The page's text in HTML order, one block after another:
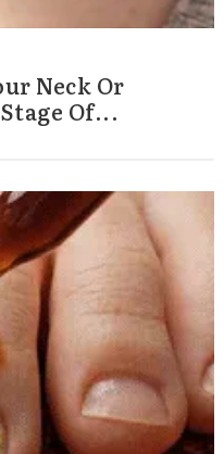
Neck Or
Of...